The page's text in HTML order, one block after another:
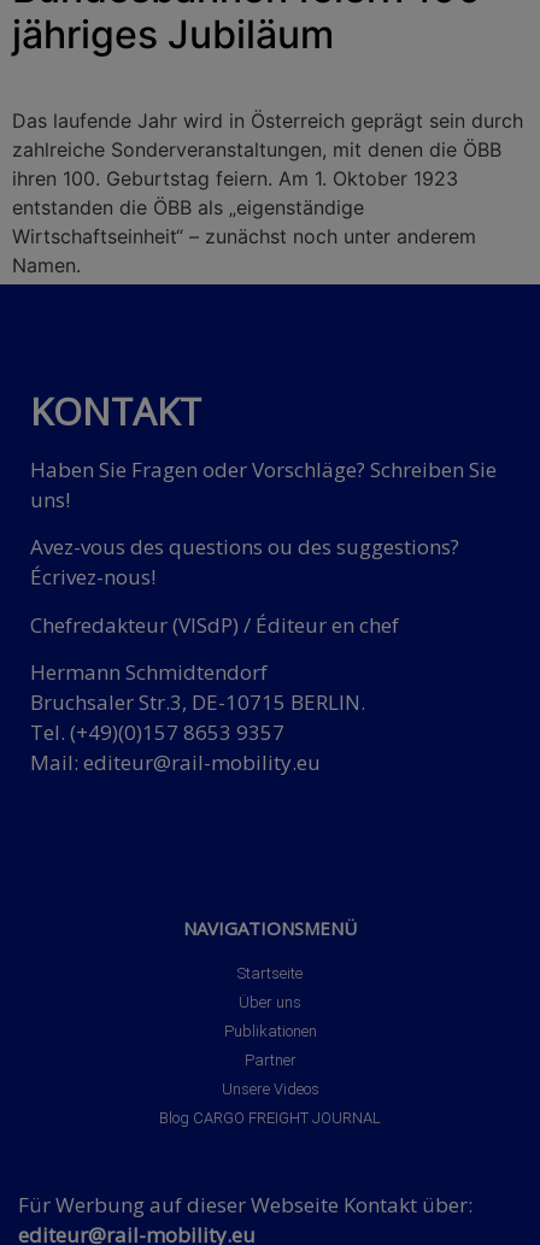
jähriges Jubiläum
Das laufende Jahr wird in Österreich geprägt sein durch
zahlreiche Sonderveranstaltungen, mit denen die ÖBB
ihren 100. Geburtstag feiern. Am 1. Oktober 1923
entstanden die ÖBB als „eigenständige
Wirtschaftseinheit“ – zunächst noch unter anderem
Namen.
KONTAKT
Haben Sie Fragen oder Vorschläge? Schreiben Sie
uns!
Avez-vous des questions ou des suggestions?
Écrivez-nous!
Chefredakteur (VISdP) / Éditeur en chef
Hermann Schmidtendorf
Bruchsaler Str.3, DE-10715 BERLIN.
Tel. (+49)(0)157 8653 9357
Mail: editeur@rail-mobility.eu
NAVIGATIONSMENÜ
Startseite
Über uns
Publikationen
Partner
Unsere Videos
Blog CARGO FREIGHT JOURNAL
Für Werbung auf dieser Webseite Kontakt über:
editeur@rail-mobility.eu